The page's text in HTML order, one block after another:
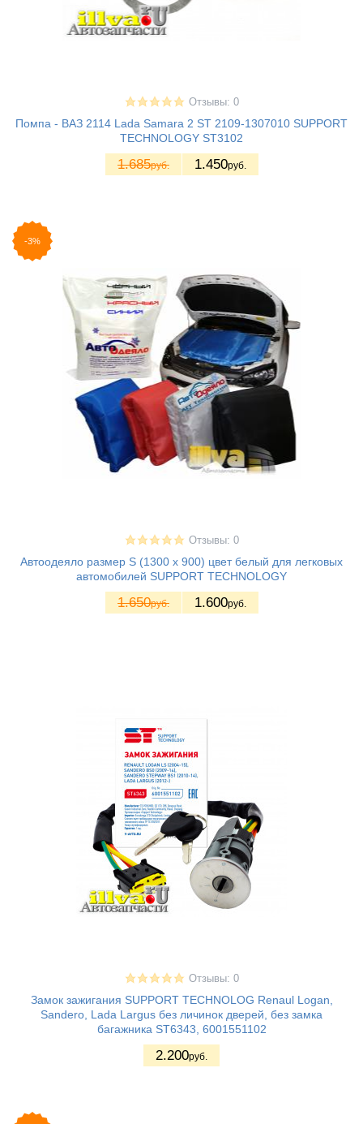
Отзывы: 0
Помпа - ВАЗ 2114 Lada Samara 2 ST 2109-1307010 SUPPORT
TECHNOLOGY ST3102
1.685руб. 1.450руб.
-3%
Отзывы: 0
Автоодеяло размер S (1300 x 900) цвет белый для легковых
автомобилей SUPPORT TECHNOLOGY
1.650руб. 1.600руб.
Отзывы: 0
Замок зажигания SUPPORT TECHNOLOG Renaul Logan,
Sandero, Lada Largus без личинок дверей, без замка
багажника ST6343, 6001551102
2.200руб.